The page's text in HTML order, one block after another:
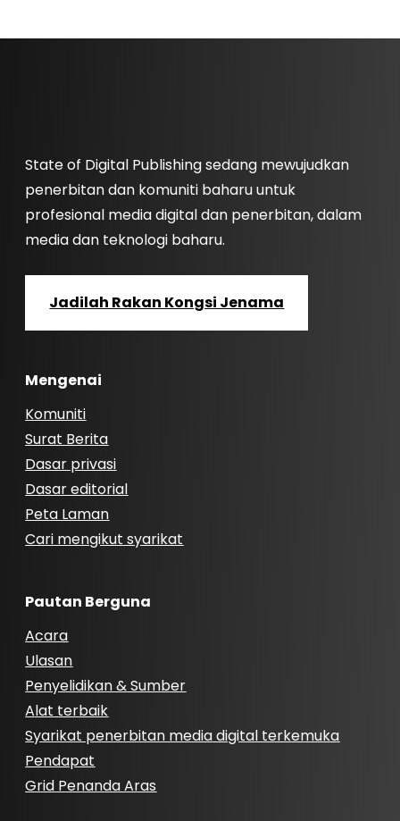
State of Digital Publishing sedang mewujudkan
penerbitan dan komuniti baharu untuk
profesional media digital dan penerbitan, dalam
media dan teknologi baharu.
Jadilah Rakan Kongsi Jenama
Mengenai
Komuniti
Surat Berita
Dasar privasi
Dasar editorial
Peta Laman
Cari mengikut syarikat
Pautan Berguna
Acara
Ulasan
Penyelidikan & Sumber
Alat terbaik
Syarikat penerbitan media digital terkemuka
Pendapat
Grid Penanda Aras